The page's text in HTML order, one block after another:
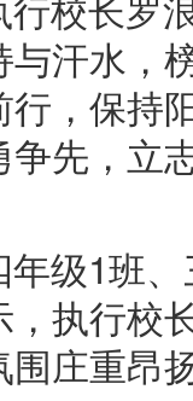
汗水，
，保持
先，立
级1班
执行校
庄重昂